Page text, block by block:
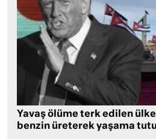
Yavaş ölüme terk edilen
benzin üreterek yaşama